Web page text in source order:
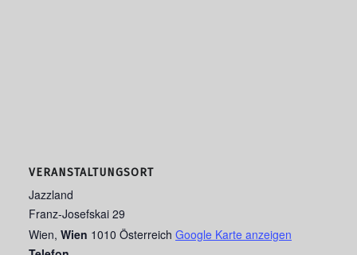
VERANSTALTUNGSORT
Jazzland
Franz-Josefskai 29
Wien, Wien 1010 Österreich Google Karte anzeigen